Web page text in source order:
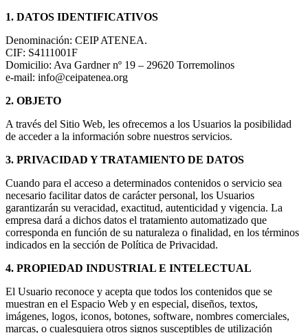
1. DATOS IDENTIFICATIVOS
Denominación: CEIP ATENEA.
CIF: S4111001F
Domicilio: Ava Gardner nº 19 – 29620 Torremolinos
e-mail: info@ceipatenea.org
2. OBJETO
A través del Sitio Web, les ofrecemos a los Usuarios la posibilidad
de acceder a la información sobre nuestros servicios.
3. PRIVACIDAD Y TRATAMIENTO DE DATOS
Cuando para el acceso a determinados contenidos o servicio sea
necesario facilitar datos de carácter personal, los Usuarios
garantizarán su veracidad, exactitud, autenticidad y vigencia. La
empresa dará a dichos datos el tratamiento automatizado que
corresponda en función de su naturaleza o finalidad, en los términos
indicados en la sección de Política de Privacidad.
4. PROPIEDAD INDUSTRIAL E INTELECTUAL
El Usuario reconoce y acepta que todos los contenidos que se
muestran en el Espacio Web y en especial, diseños, textos,
imágenes, logos, iconos, botones, software, nombres comerciales,
marcas, o cualesquiera otros signos susceptibles de utilización